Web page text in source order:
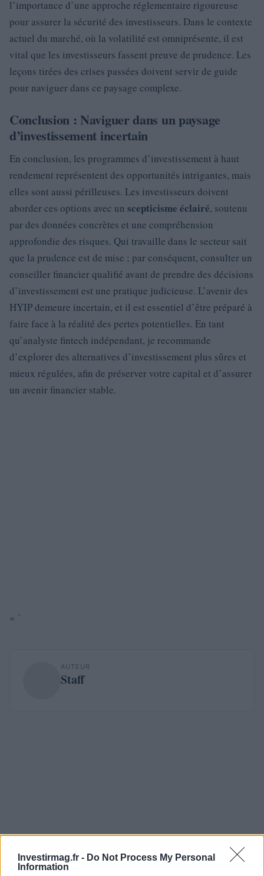
Investirmag.fr - Do Not Process My Personal
Information
l’importance d’une approche réglementaire rigoureuse
pour assurer la sécurité des investisseurs. Dans le contexte
actuel du marché, où la volatilité est omniprésente, il est
vital que les investisseurs fassent preuve de prudence. Les
leçons tirées des crises passées doivent servir de guide
pour naviguer dans ce paysage complexe.
Conclusion : Naviguer dans un paysage
d’investissement incertain
En conclusion, les programmes d’investissement à haut
rendement représentent des opportunités intrigantes, mais
elles sont aussi périlleuses. Les investisseurs doivent
aborder ces options avec un scepticisme éclairé, soutenu
par des données concrètes et une compréhension
approfondie des risques. Qui travaille dans le secteur sait
que la prudence est de mise ; par conséquent, consulter un
conseiller financier qualifié avant de prendre des décisions
d’investissement est une pratique judicieuse. L’avenir des
HYIP demeure incertain, et il est essentiel d’être préparé à
faire face à la réalité des pertes potentielles. En tant
qu’analyste fintech indépendant, je recommande
d’explorer des alternatives d’investissement plus sûres et
mieux régulées, afin de préserver votre capital et d’assurer
un avenir financier stable.
« `
AUTEUR
Staff